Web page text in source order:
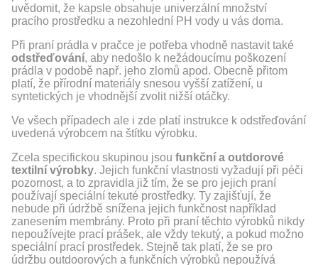
uvědomit, že kapsle obsahuje univerzální množství
pracího prostředku a nezohlední PH vody u vás doma.
Při praní prádla v pračce je potřeba vhodně nastavit také
odstřeďování, aby nedošlo k nežádoucímu poškození
prádla v podobě např. jeho zlomů apod. Obecně přitom
platí, že přírodní materiály snesou vyšší zatížení, u
syntetických je vhodnější zvolit nižší otáčky.
Ve všech případech ale i zde platí instrukce k odstřeďování
uvedená výrobcem na štítku výrobku.
Zcela specifickou skupinou jsou funkční a outdorové
textilní výrobky. Jejich funkční vlastnosti vyžadují při péči
pozornost, a to zpravidla již tím, že se pro jejich praní
používají speciální tekuté prostředky. Ty zajišťují, že
nebude při údržbě snížena jejich funkčnost například
zanesením membrány. Proto při praní těchto výrobků nikdy
nepoužívejte prací prášek, ale vždy tekutý, a pokud možno
speciální prací prostředek. Stejně tak platí, že se pro
údržbu outdoorových a funkčních výrobků nepoužívá